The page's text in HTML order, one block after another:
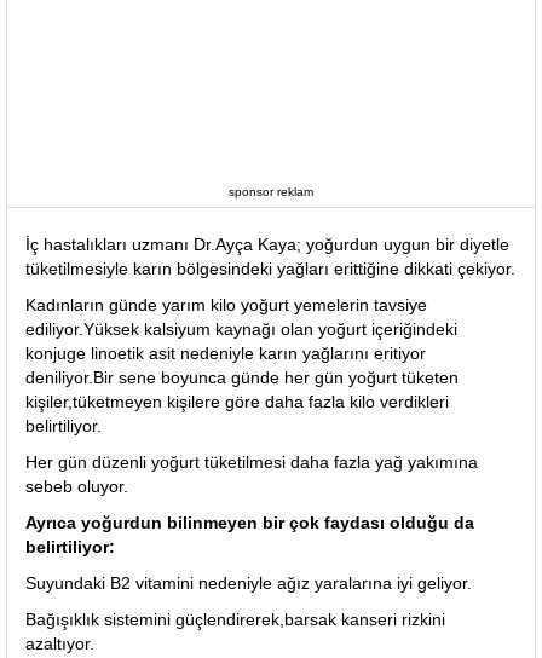
sponsor reklam
İç hastalıkları uzmanı Dr.Ayça Kaya; yoğurdun uygun bir diyetle
tüketilmesiyle karın bölgesindeki yağları erittiğine dikkati çekiyor.
Kadınların günde yarım kilo yoğurt yemelerin tavsiye
ediliyor.Yüksek kalsiyum kaynağı olan yoğurt içeriğindeki
konjuge linoetik asit nedeniyle karın yağlarını eritiyor
deniliyor.Bir sene boyunca günde her gün yoğurt tüketen
kişiler,tüketmeyen kişilere göre daha fazla kilo verdikleri
belirtiliyor.
Her gün düzenli yoğurt tüketilmesi daha fazla yağ yakımına
sebeb oluyor.
Ayrıca yoğurdun bilinmeyen bir çok faydası olduğu da
belirtiliyor:
Suyundaki B2 vitamini nedeniyle ağız yaralarına iyi geliyor.
Bağışıklık sistemini güçlendirerek,barsak kanseri rizkini
azaltıyor.